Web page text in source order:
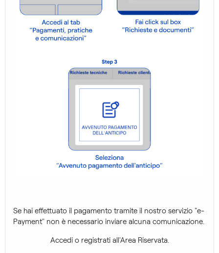
Se hai effettuato il pagamento tramite il nostro servizio "e-
Payment" non è necessario inviare alcuna comunicazione.
Accedi o registrati all'Area Riservata.